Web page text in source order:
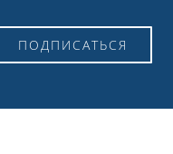
ПОДПИСАТЬСЯ